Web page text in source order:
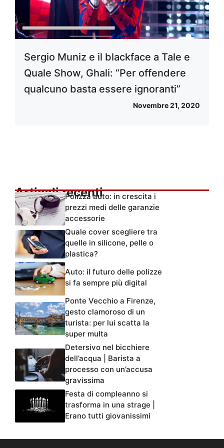
Sergio Muniz e il blackface a Tale e
Quale Show, Ghali: “Per offendere
qualcuno basta essere ignoranti”
Novembre 21, 2020
Articoli recentiPolizza auto: in crescita i
prezzi medi delle garanzie
accessorie
Quale cover scegliere tra
quelle in silicone, pelle o
plastica?
Auto: il futuro delle polizze
si fa sempre più digital
Ponte Vecchio a Firenze,
gesto clamoroso di un
turista: per lui scatta la
super multa
Detersivo nel bicchiere
dell’acqua | Barista a
processo con un’accusa
gravissima
Festa di compleanno si
trasforma in una strage |
Erano tutti giovanissimi